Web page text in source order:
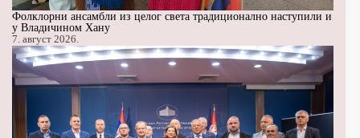
Фолклорни ансамбли из целог света традиционално наступили и
у Владичином Хану
7. август 2026.